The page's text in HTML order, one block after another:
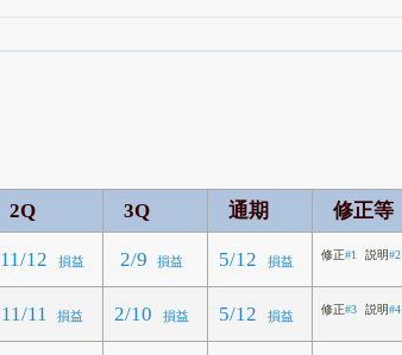
と米株版の先行利用も付きます
2Q 3Q 通期 修正等
11/12 損益 2/9 損益 5/12 損益 修正#1 説明#2
11/11 損益 2/10 損益 5/12 損益 修正#3 説明#4